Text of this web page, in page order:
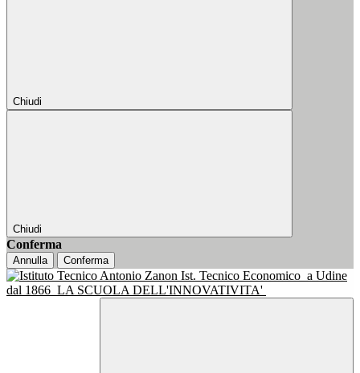
Chiudi
Chiudi
Conferma
Annulla Conferma
Ist. Tecnico Economico a Udine
dal 1866 LA SCUOLA DELL'INNOVATIVITA'